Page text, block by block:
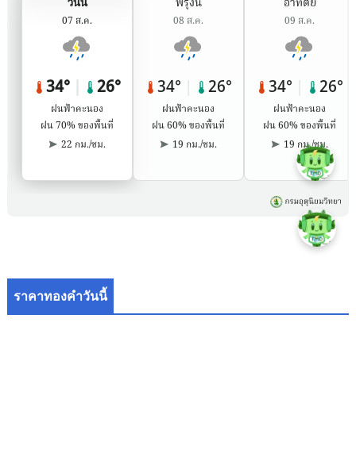
ราคาทองคำวันนี้